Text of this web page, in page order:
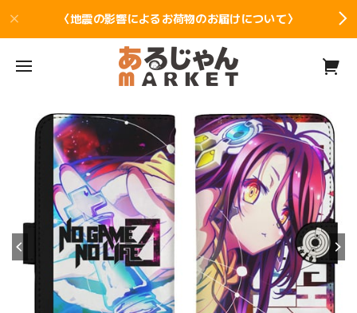
〈地震の影響によるお荷物のお届けについて〉